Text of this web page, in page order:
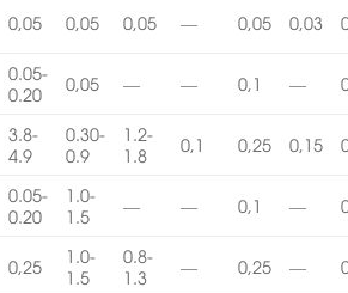
0,05 0,05 0,05 — 0,05 0,03
0.05-
0.20
0,05 — — 0,1 —
3.8-
4.9
0.30-
0.9
1.2-
1.8
0,1 0,25 0,15
0.05-
0.20
1.0-
1.5
— — 0,1 —
0,25
1.0-
1.5
0.8-
1.3
— 0,25 —